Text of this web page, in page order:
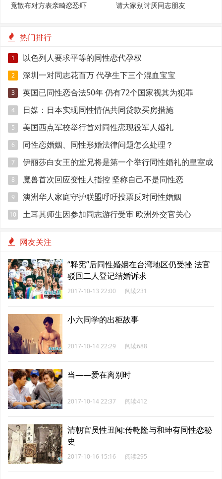
竟散布对方表亲畸恋恐吓
请大家别讨厌同志朋友
热门排行
1 以色列人要求平等的同性恋代孕权
2 深圳一对同志花百万 代孕生下三个混血宝宝
3 英国已同性恋合法50年 仍有72个国家视其为犯罪
4 日媒：日本实现同性情侣共同贷款买房措施
5 美国西点军校举行首对同性恋现役军人婚礼
6 同性恋婚姻、同性形婚法律问题怎么处理？
7
伊丽莎白女王的堂兄将是第一个举行同性婚礼的皇室成
员
8 魔兽首次回应变性人指控 坚称自己不是同性恋
9 澳洲华人家庭守护联盟呼吁投票反对同性婚姻
10 土耳其师生因参加同志游行受审 欧洲外交官关心
网友关注
“释宪”后同性婚姻在台湾地区仍受挫 法官
驳回二人登记结婚诉求
2017-10-13 22:00 阅读231
小六同学的出柜故事
2017-10-14 22:29 阅读688
当——爱在离别时
2017-10-14 22:37 阅读412
清朝官员性丑闻:传乾隆与和珅有同性恋秘
史
2017-10-16 15:16 阅读295